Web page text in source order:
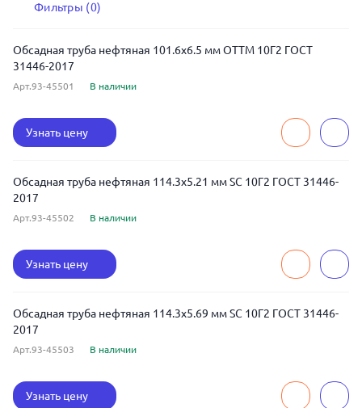
Фильтры (0)
Обсадная труба нефтяная 101.6x6.5 мм ОТТМ 10Г2 ГОСТ
31446-2017
Арт.93-45501 В наличии
Узнать цену
Обсадная труба нефтяная 114.3x5.21 мм SC 10Г2 ГОСТ 31446-
2017
Арт.93-45502 В наличии
Узнать цену
Обсадная труба нефтяная 114.3x5.69 мм SC 10Г2 ГОСТ 31446-
2017
Арт.93-45503 В наличии
Узнать цену